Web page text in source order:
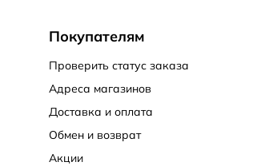
Покупателям
Проверить статус заказа
Адреса магазинов
Доставка и оплата
Обмен и возврат
Акции